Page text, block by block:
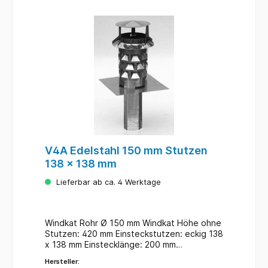
V4A Edelstahl 150 mm Stutzen
138 x 138 mm
Lieferbar ab ca. 4 Werktage
Windkat Rohr Ø 150 mm Windkat Höhe ohne
Stutzen: 420 mm Einsteckstutzen: eckig 138
x 138 mm Einstecklänge: 200 mm
Hersteller: